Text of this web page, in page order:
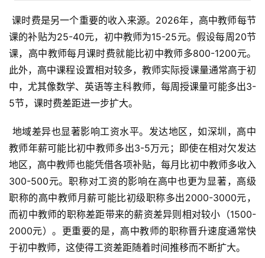
课时费是另一个重要的收入来源。2026年，高中教师每节
课的补贴为25-40元，初中教师为15-25元。假设每周20节
课，高中教师每月课时费就能比初中教师多800-1200元。
此外，高中课程设置相对较多，教师实际授课量通常高于初
中，尤其像数学、英语等主科教师，每周授课量可能多出3-
5节，课时费差距进一步扩大。
教师年薪可能比初中教师多出3-5万元；即使在相对欠发达
地区，高中教师也能凭借各项补贴，每月比初中教师多收入
300-500元。职称对工资的影响在高中也更为显著，高级
职称的高中教师月薪可能比初级职称多出2000-3000元，
而初中教师的职称差距带来的薪资差异则相对较小（1500-
2000元）。更重要的是，高中教师的职称晋升速度通常快
于初中教师，这使得工资差距随着时间推移而不断扩大。